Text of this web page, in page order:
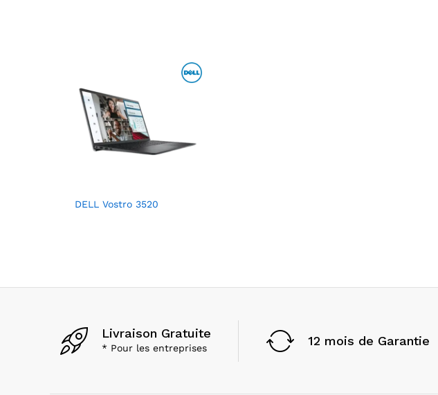
DELL Vostro 3520
Livraison Gratuite
* Pour les entreprises 12 mois de Garantie